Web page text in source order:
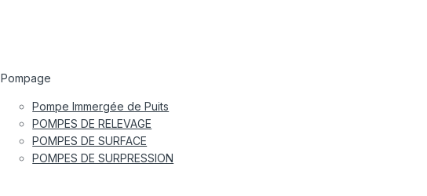
Pompage
Pompe Immergée de Puits
POMPES DE RELEVAGE
POMPES DE SURFACE
POMPES DE SURPRESSION